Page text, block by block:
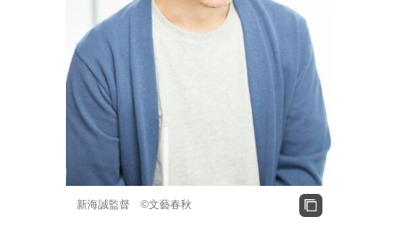
新海誠監督 ©️文藝春秋